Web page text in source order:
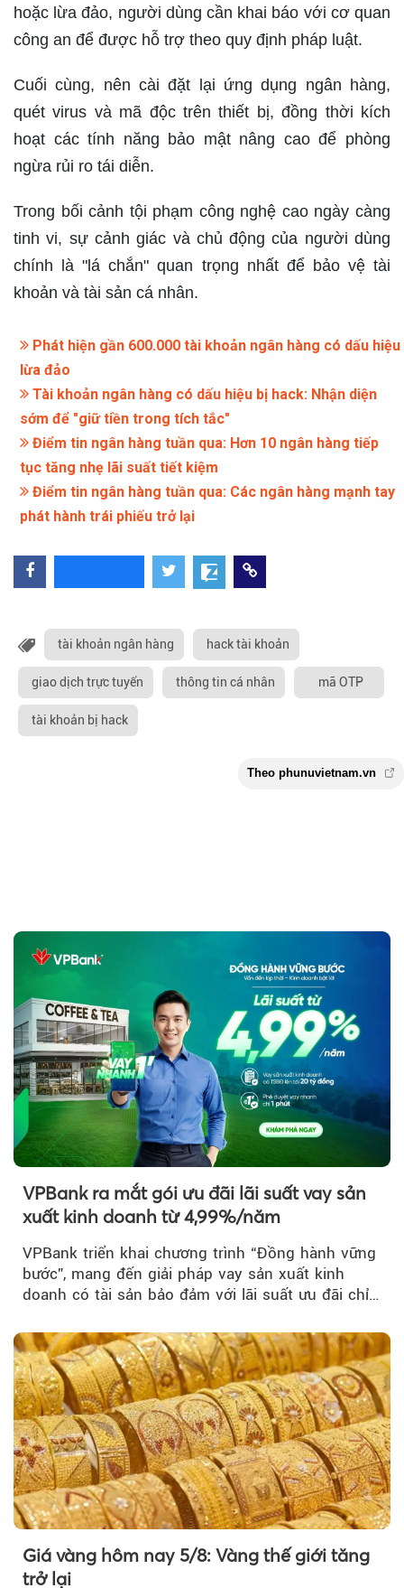
hoặc lừa đảo, người dùng cần khai báo với cơ quan
công an để được hỗ trợ theo quy định pháp luật.
Cuối cùng, nên cài đặt lại ứng dụng ngân hàng,
quét virus và mã độc trên thiết bị, đồng thời kích
hoạt các tính năng bảo mật nâng cao để phòng
ngừa rủi ro tái diễn.
Trong bối cảnh tội phạm công nghệ cao ngày càng
tinh vi, sự cảnh giác và chủ động của người dùng
chính là "lá chắn" quan trọng nhất để bảo vệ tài
khoản và tài sản cá nhân.
Phát hiện gần 600.000 tài khoản ngân hàng có dấu hiệu
lừa đảo
Tài khoản ngân hàng có dấu hiệu bị hack: Nhận diện
sớm để "giữ tiền trong tích tắc"
Điểm tin ngân hàng tuần qua: Hơn 10 ngân hàng tiếp
tục tăng nhẹ lãi suất tiết kiệm
Điểm tin ngân hàng tuần qua: Các ngân hàng mạnh tay
phát hành trái phiếu trở lại
tài khoản ngân hàng hack tài khoản
giao dịch trực tuyến thông tin cá nhân mã OTP
tài khoản bị hack
Theo
VPBank ra mắt gói ưu đãi lãi suất vay sản
xuất kinh doanh từ 4,99%/năm
VPBank triển khai chương trình “Đồng hành vững
bước”, mang đến giải pháp vay sản xuất kinh
doanh có tài sản bảo đảm với lãi suất ưu đãi chỉ
Giá vàng hôm nay 5/8: Vàng thế giới tăng
trở lại